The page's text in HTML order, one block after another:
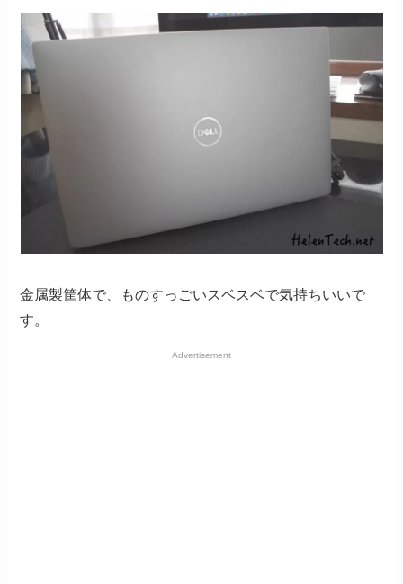
金属製筐体で、ものすっごいスベスベで気持ちいいで
す。
Advertisement